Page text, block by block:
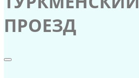
ПРОЕЗД